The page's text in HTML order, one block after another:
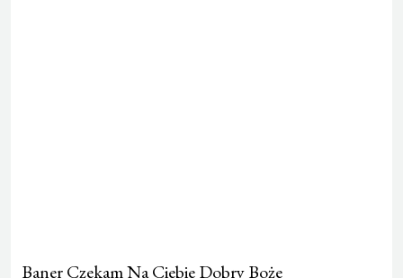
Baner Czekam Na Ciebie Dobry Boże